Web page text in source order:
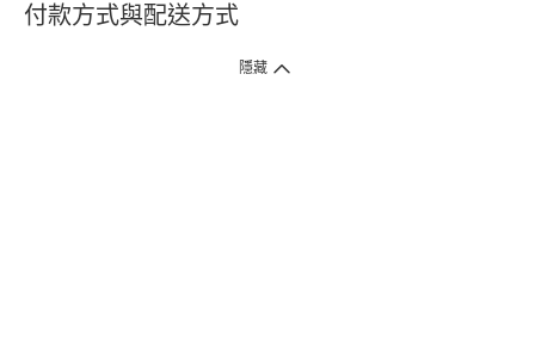
付款方式與配送方式
隱藏